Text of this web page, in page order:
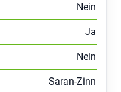
Nein
Ja
Nein
Saran-Zinn